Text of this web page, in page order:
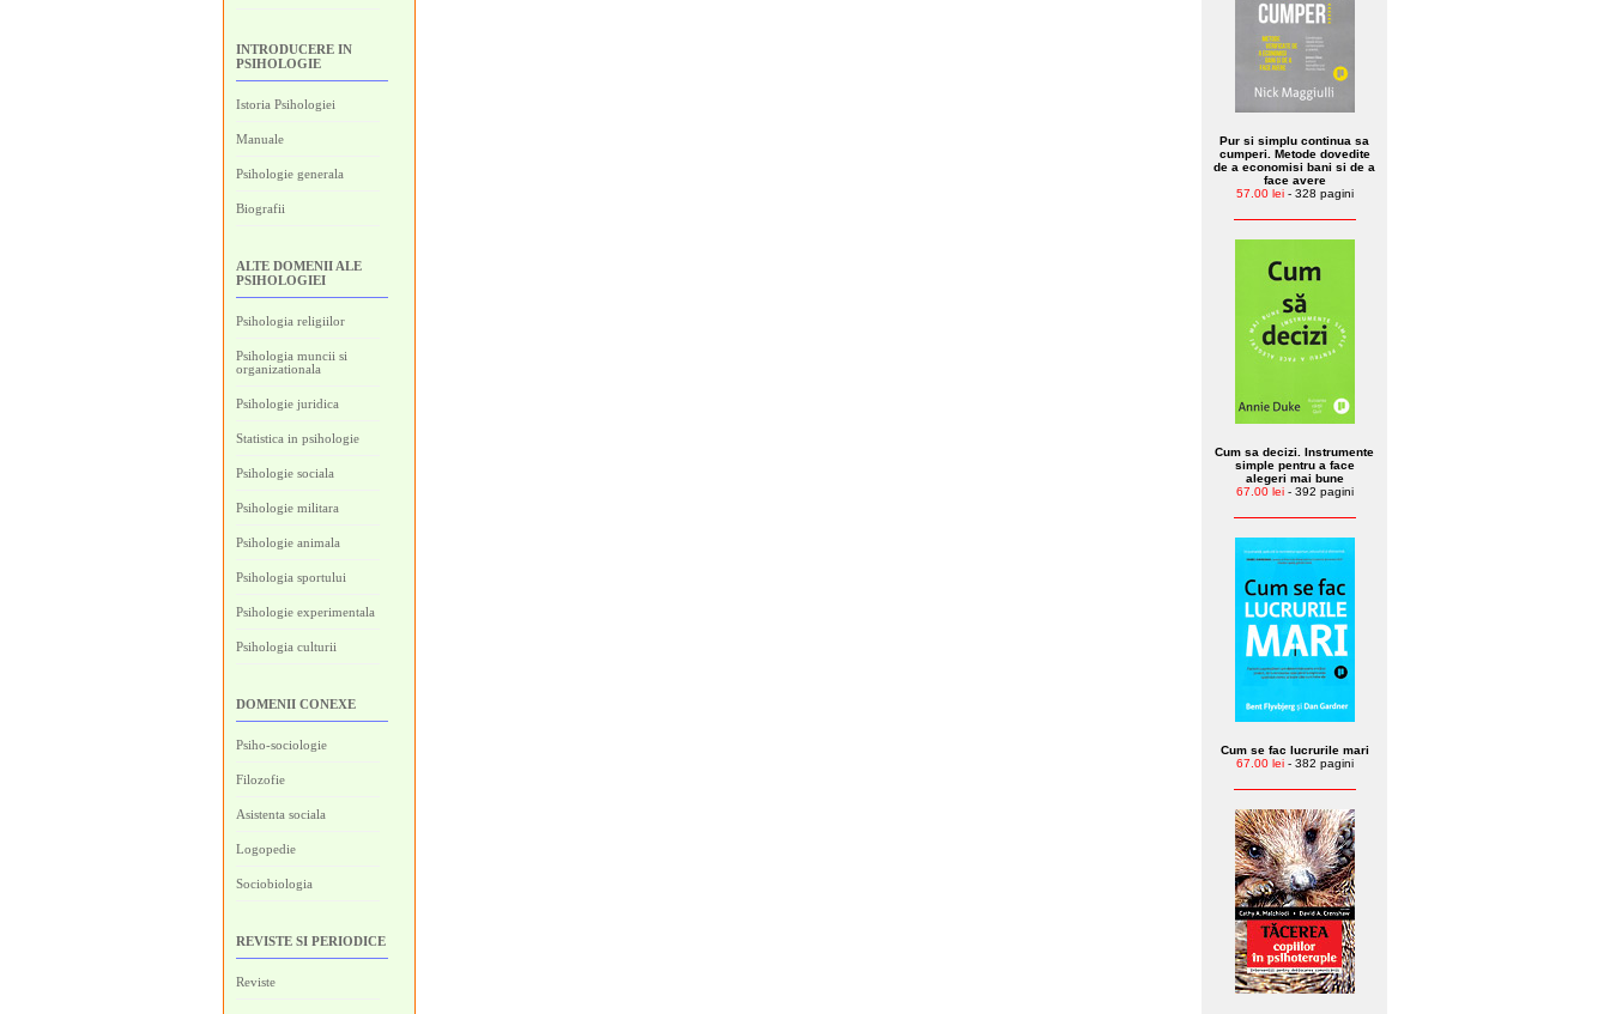
INTRODUCERE IN
PSIHOLOGIE
Istoria Psihologiei
Manuale
Psihologie generala
Biografii
ALTE DOMENII ALE
PSIHOLOGIEI
Psihologia religiilor
Psihologia muncii si
organizationala
Psihologie juridica
Statistica in psihologie
Psihologie sociala
Psihologie militara
Psihologie animala
Psihologia sportului
Psihologie experimentala
Psihologia culturii
DOMENII CONEXE
Psiho-sociologie
Filozofie
Asistenta sociala
Logopedie
Sociobiologia
REVISTE SI PERIODICE
Reviste
Pur si simplu continua sa
cumperi. Metode dovedite
de a economisi bani si de a
face avere
57.00 lei- 328 pagini
Cum sa decizi. Instrumente
simple pentru a face
alegeri mai bune
67.00 lei- 392 pagini
Cum se fac lucrurile mari
67.00 lei- 382 pagini